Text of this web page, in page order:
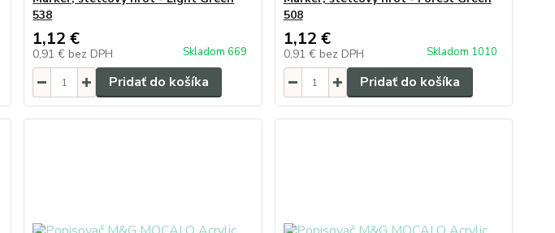
538
1,12 €
0,91 € bez DPH Skladom 669
Pridať do košíka
508
1,12 €
0,91 € bez DPH Skladom 1010
Pridať do košíka